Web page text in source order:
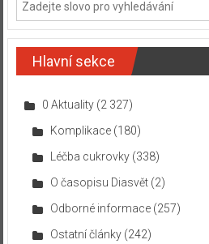
Hlavní sekce
0 Aktuality(2 327)
Komplikace(180)
Léčba cukrovky(338)
O časopisu Diasvět(2)
Odborné informace(257)
Ostatní články(242)